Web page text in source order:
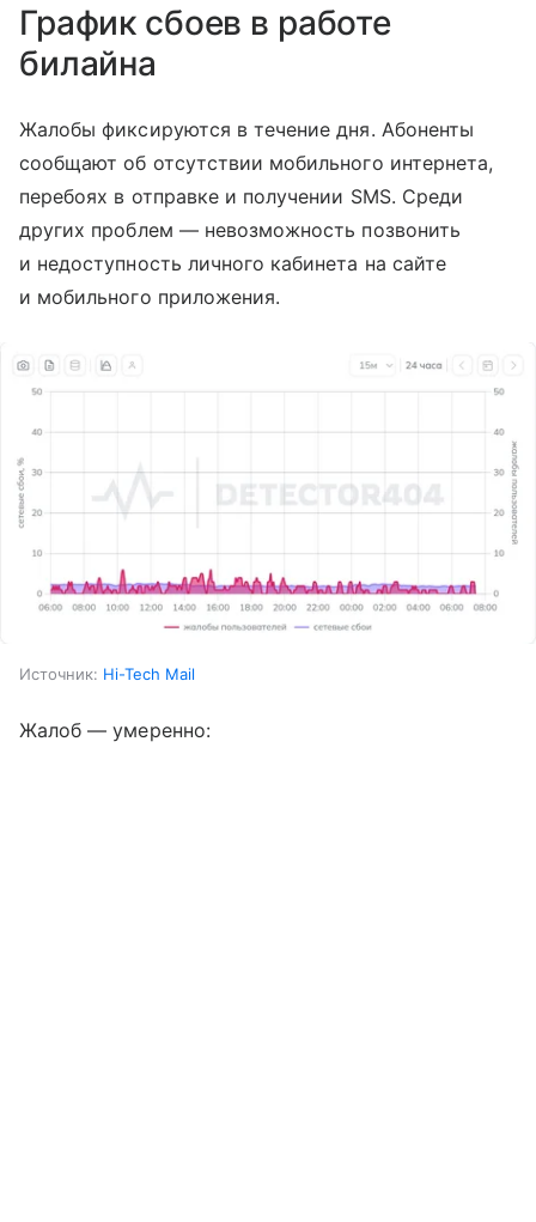
График сбоев в работе
билайна
Жалобы фиксируются в течение дня. Абоненты
сообщают об отсутствии мобильного интернета,
перебоях в отправке и получении SMS. Среди
других проблем — невозможность позвонить
и недоступность личного кабинета на сайте
и мобильного приложения.
Источник: Hi-Tech Mail
Жалоб — умеренно: